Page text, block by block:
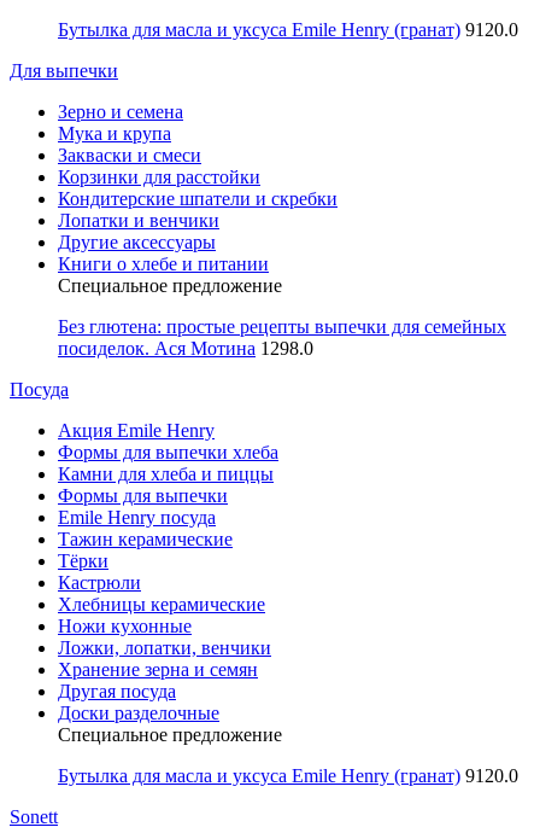
Бутылка для масла и уксуса Emile Henry (гранат) 9120.0
Для выпечки
Зерно и семена
Мука и крупа
Закваски и смеси
Корзинки для расстойки
Кондитерские шпатели и скребки
Лопатки и венчики
Другие аксессуары
Книги о хлебе и питании
Специальное предложение
Без глютена: простые рецепты выпечки для семейных
посиделок. Ася Мотина 1298.0
Посуда
Акция Emile Henry
Формы для выпечки хлеба
Камни для хлеба и пиццы
Формы для выпечки
Emile Henry посуда
Тажин керамические
Тёрки
Кастрюли
Хлебницы керамические
Ножи кухонные
Ложки, лопатки, венчики
Хранение зерна и семян
Другая посуда
Доски разделочные
Специальное предложение
Бутылка для масла и уксуса Emile Henry (гранат) 9120.0
Sonett